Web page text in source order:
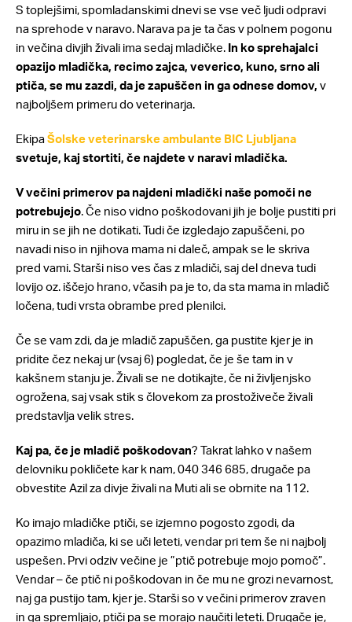
S toplejšimi, spomladanskimi dnevi se vse več ljudi odpravi
na sprehode v naravo. Narava pa je ta čas v polnem pogonu
in večina divjih živali ima sedaj mladičke. In ko sprehajalci
opazijo mladička, recimo zajca, veverico, kuno, srno ali
ptiča, se mu zazdi, da je zapuščen in ga odnese domov, v
najboljšem primeru do veterinarja.
EkipaŠolske veterinarske ambulante BIC Ljubljana
svetuje, kaj stortiti, če najdete v naravi mladička.
V večini primerov pa najdeni mladički naše pomoči ne
potrebujejo. Če niso vidno poškodovani jih je bolje pustiti pri
miru in se jih ne dotikati. Tudi če izgledajo zapuščeni, po
navadi niso in njihova mama ni daleč, ampak se le skriva
pred vami. Starši niso ves čas z mladiči, saj del dneva tudi
lovijo oz. iščejo hrano, včasih pa je to, da sta mama in mladič
ločena, tudi vrsta obrambe pred plenilci.
Če se vam zdi, da je mladič zapuščen, ga pustite kjer je in
pridite čez nekaj ur (vsaj 6) pogledat, če je še tam in v
kakšnem stanju je. Živali se ne dotikajte, če ni življenjsko
ogrožena, saj vsak stik s človekom za prostoživeče živali
predstavlja velik stres.
Kaj pa, če je mladič poškodovan? Takrat lahko v našem
delovniku pokličete kar k nam, 040 346 685, drugače pa
obvestite Azil za divje živali na Muti ali se obrnite na 112.
Ko imajo mladičke ptiči, se izjemno pogosto zgodi, da
opazimo mladiča, ki se uči leteti, vendar pri tem še ni najbolj
uspešen. Prvi odziv večine je ”ptič potrebuje mojo pomoč”.
Vendar – če ptič ni poškodovan in če mu ne grozi nevarnost,
naj ga pustijo tam, kjer je. Starši so v večini primerov zraven
in ga spremljajo, ptiči pa se morajo naučiti leteti. Drugače je,